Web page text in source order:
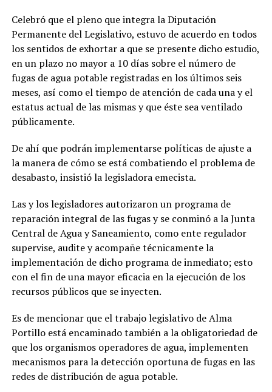
Celebró que el pleno que integra la Diputación
Permanente del Legislativo, estuvo de acuerdo en todos
los sentidos de exhortar a que se presente dicho estudio,
en un plazo no mayor a 10 días sobre el número de
fugas de agua potable registradas en los últimos seis
meses, así como el tiempo de atención de cada una y el
estatus actual de las mismas y que éste sea ventilado
públicamente.
De ahí que podrán implementarse políticas de ajuste a
la manera de cómo se está combatiendo el problema de
desabasto, insistió la legisladora emecista.
Las y los legisladores autorizaron un programa de
reparación integral de las fugas y se conminó a la Junta
Central de Agua y Saneamiento, como ente regulador
supervise, audite y acompañe técnicamente la
implementación de dicho programa de inmediato; esto
con el fin de una mayor eficacia en la ejecución de los
recursos públicos que se inyecten.
Es de mencionar que el trabajo legislativo de Alma
Portillo está encaminado también a la obligatoriedad de
que los organismos operadores de agua, implementen
mecanismos para la detección oportuna de fugas en las
redes de distribución de agua potable.